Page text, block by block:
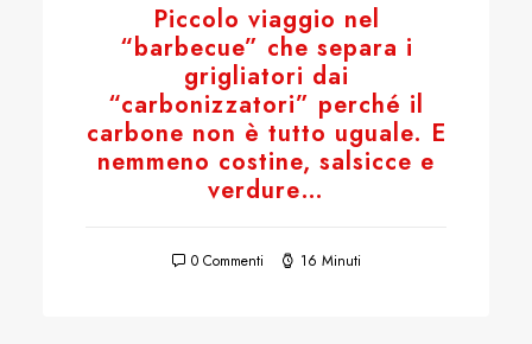
Piccolo viaggio nel
“barbecue” che separa i
grigliatori dai
“carbonizzatori” perché il
carbone non è tutto uguale. E
nemmeno costine, salsicce e
verdure…
0 Commenti 16 Minuti